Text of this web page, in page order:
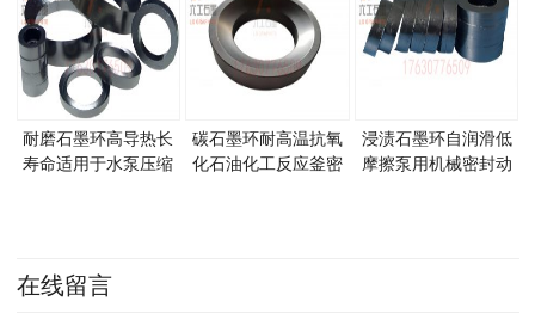
耐磨石墨环高导热长
寿命适用于水泵压缩
碳石墨环耐高温抗氧
化石油化工反应釜密
浸渍石墨环自润滑低
摩擦泵用机械密封动
在线留言